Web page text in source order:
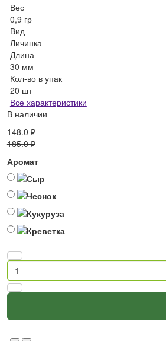
Вес
0,9 гр
Вид
Личинка
Длина
30 мм
Кол-во в упак
20 шт
Все характеристики
В наличии
148.0 ₽
185.0 ₽
Аромат